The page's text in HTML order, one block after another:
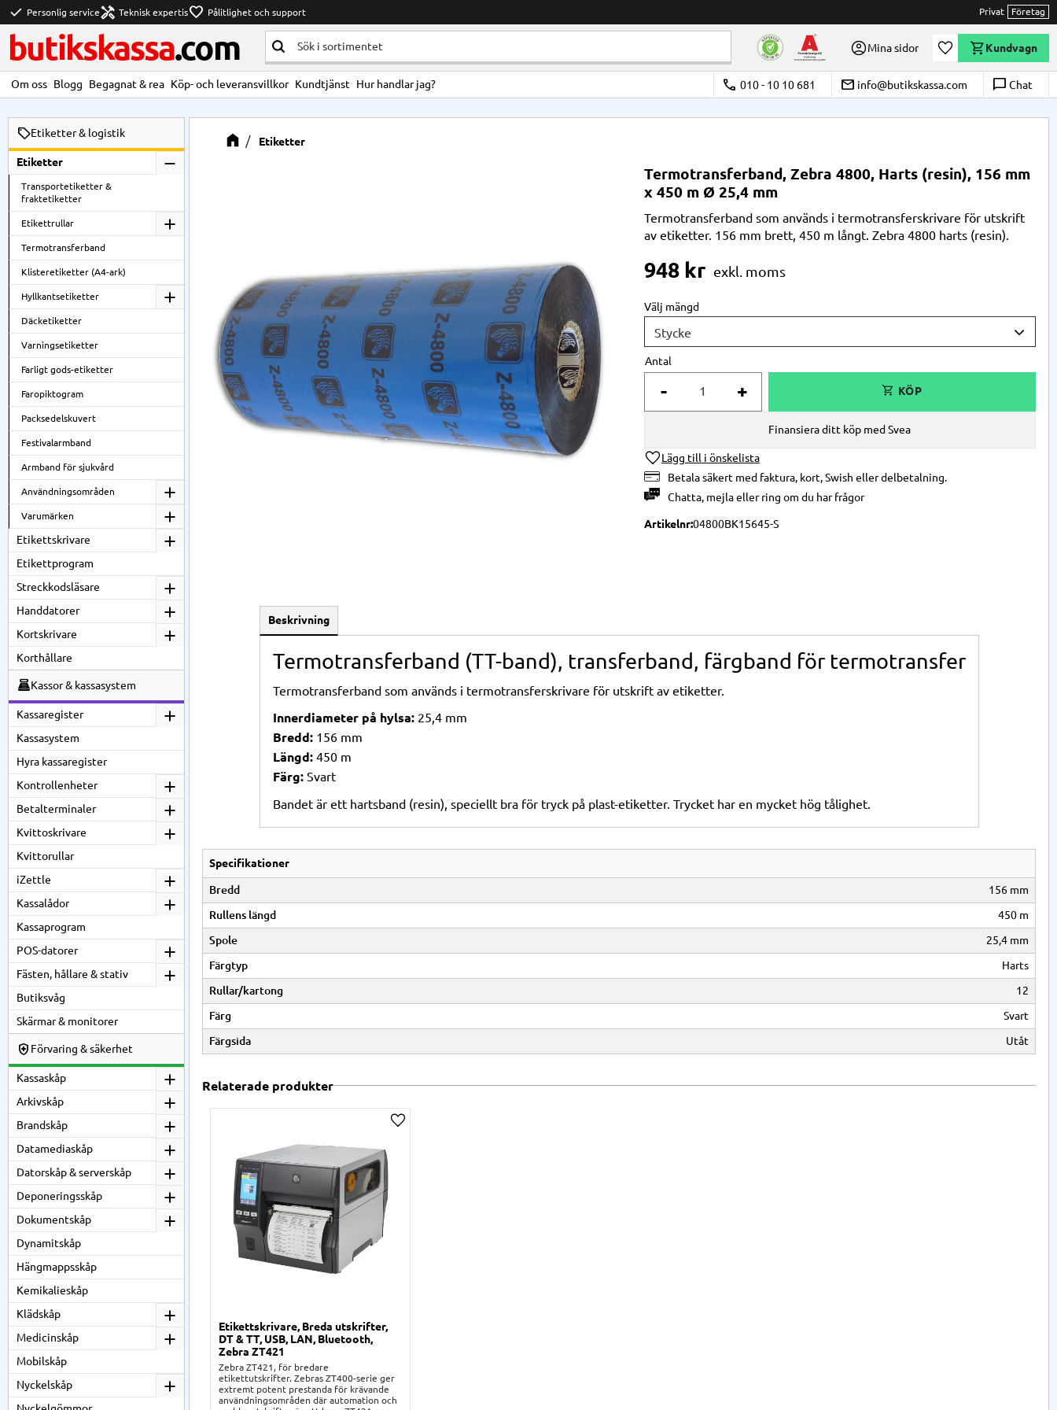
check Personlig servicehandyman Teknisk expertisfavorite Pålitlighet och support Privat Företag
butikskassa.com Mina sidor Önskelista
Kundvagn
Om oss Blogg Begagnat & rea Köp- och leveransvillkor Kundtjänst Hur handlar jag? call 010 - 10 10 681 email info@butikskassa.com chat_bubble_outline Chat
Etiketter
Termotransferband, Zebra 4800, Harts (resin), 156 mm
x 450 m Ø 25,4 mm
Termotransferband som används i termotransferskrivare för utskrift
av etiketter. 156 mm brett, 450 m långt. Zebra 4800 harts (resin).
948kr
Välj mängd
Antal
+
-
Lägg till i önskelista
Betala säkert med faktura, kort, Swish eller delbetalning.
Chatta, mejlaellerring om du har frågor
Finansiera ditt köp med Svea
Artikelnr04800BK15645-S
Beskrivning
Termotransferband (TT-band), transferband, färgband för termotransfer
Termotransferband som används i termotransferskrivare för utskrift av etiketter.
Innerdiameter på hylsa:25,4 mm
Bredd:156 mm
Längd:450 m
Färg:Svart
Bandet är ett hartsband (resin), speciellt bra för tryck på plast-etiketter. Trycket har en mycket hög tålighet.
Specifikationer
Bredd
156 mm
Rullens längd
450 m
Spole
25,4 mm
Färgtyp
Harts
Rullar/kartong
12
Färg
Svart
Färgsida
Utåt
Relaterade produkter
Etikettskrivare, Breda utskrifter,
DT & TT, USB, LAN, Bluetooth,
Zebra ZT421
Zebra ZT421, för bredare
etikettutskrifter. Zebras ZT400-serie ger
extremt potent prestanda för krävande
användningsområden där automation och
Lägg till i önskelista
Etiketter & logistik
Etiketter
Transportetiketter &
fraktetiketter
Etikettrullar
Termotransferband
Klisteretiketter (A4-ark)
Hyllkantsetiketter
Däcketiketter
Varningsetiketter
Farligt gods-etiketter
Faropiktogram
Packsedelskuvert
Festivalarmband
Armband för sjukvård
Användningsområden
Varumärken
Etikettskrivare
Etikettprogram
Streckkodsläsare
Handdatorer
Kortskrivare
Korthållare
Kassor & kassasystem
Kassaregister
Kassasystem
Hyra kassaregister
Kontrollenheter
Betalterminaler
Kvittoskrivare
Kvittorullar
iZettle
Kassalådor
Kassaprogram
POS-datorer
Fästen, hållare & stativ
Butiksvåg
Skärmar & monitorer
Förvaring & säkerhet
Kassaskåp
Arkivskåp
Brandskåp
Datamediaskåp
Datorskåp & serverskåp
Deponeringsskåp
Dokumentskåp
Dynamitskåp
Hängmappsskåp
Kemikalieskåp
Klädskåp
Medicinskåp
Mobilskåp
Nyckelskåp